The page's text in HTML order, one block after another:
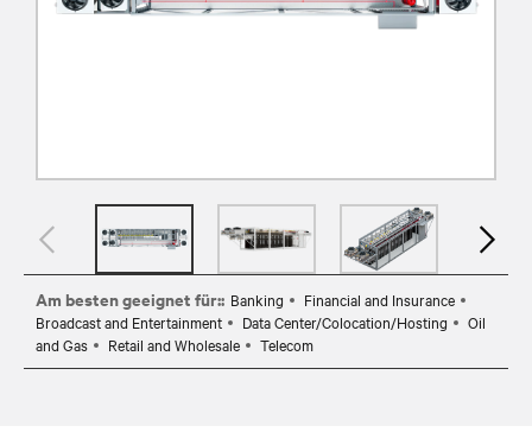
Am besten geeignet für:: Banking
Financial and Insurance
Broadcast and Entertainment
Data Center/Colocation/Hosting
Oil
and Gas
Retail and Wholesale Telecom